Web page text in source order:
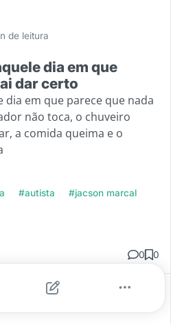
de leitura
dia em que
dar certo
em que parece que nada
não toca, o chuveiro
a comida queima e o
#autista #jacson marcal
0 0